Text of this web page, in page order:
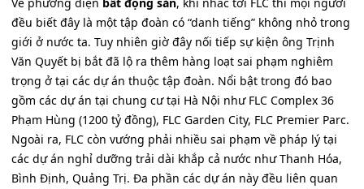
đều biết đây là một tập đoàn có “danh tiếng” không nhỏ trong
giới ở nước ta. Tuy nhiên giờ đây nối tiếp sự kiện ông Trịnh
Văn Quyết bị bắt đã lộ ra thêm hàng loạt sai phạm nghiêm
trọng ở tại các dự án thuộc tập đoàn. Nổi bật trong đó bao
gồm các dự án tại chung cư tại Hà Nội như FLC Complex 36
Phạm Hùng (1200 tỷ đồng), FLC Garden City, FLC Premier Parc.
Ngoài ra, FLC còn vướng phải nhiều sai phạm về pháp lý tại
các dự án nghỉ dưỡng trải dài khắp cả nước như Thanh Hóa,
Bình Định, Quảng Trị. Đa phần các dự án này đều liên quan